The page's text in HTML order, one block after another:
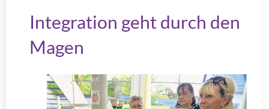
Integration geht durch den
Magen